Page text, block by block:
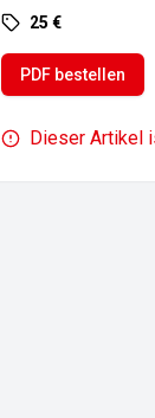
25 €
PDF bestellen
Dieser Artikel